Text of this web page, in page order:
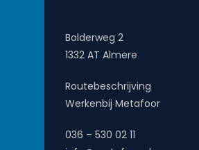
Bolderweg 2
1332 AT Almere
Routebeschrijving
Werkenbij Metafoor
036 – 530 02 11